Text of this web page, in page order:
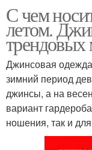
С чем
летом.
трендовых
Джинсовая
зимний период
джинсы, а на
вариант
ношения, так и